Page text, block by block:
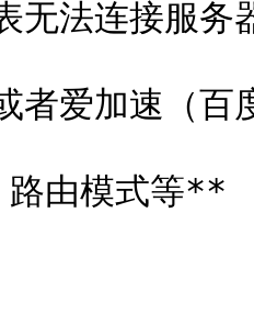
无法连接服务
者爱加速（百
由模式等**